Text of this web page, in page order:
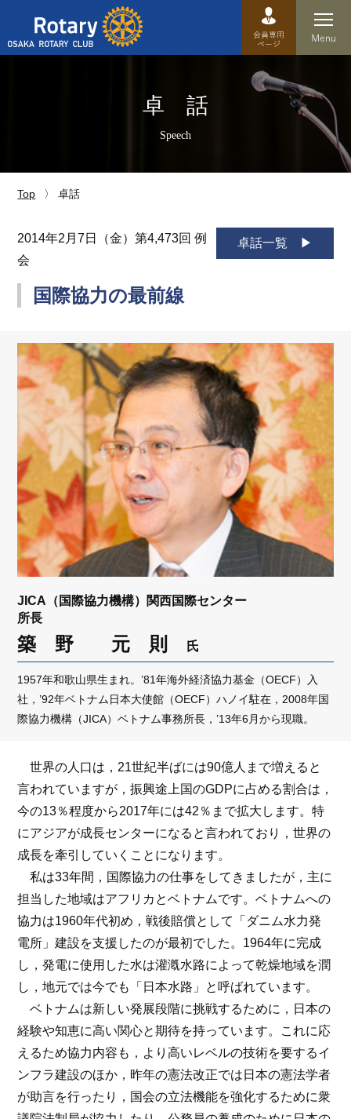
運営方針
歴史
特徴
リンク
会員専用ページ
English
卓 話
Speech
Top 卓話
卓話一覧
2014年2月7日（金）第4,473回 例
会
国際協力の最前線
JICA（国際協力機構）関西国際センター
所長
築 野 元 則 氏
1957年和歌山県生まれ。’81年海外経済協力基金（OECF）入
社，’92年ベトナム日本大使館（OECF）ハノイ駐在，2008年国
際協力機構（JICA）ベトナム事務所長，’13年6月から現職。
世界の人口は，21世紀半ばには90億人まで増えると
言われていますが，振興途上国のGDPに占める割合は，
今の13％程度から2017年には42％まで拡大します。特
にアジアが成長センターになると言われており，世界の
成長を牽引していくことになります。
私は33年間，国際協力の仕事をしてきましたが，主に
担当した地域はアフリカとベトナムです。ベトナムへの
協力は1960年代初め，戦後賠償として「ダニム水力発
電所」建設を支援したのが最初でした。1964年に完成
し，発電に使用した水は灌漑水路によって乾燥地域を潤
し，地元では今でも「日本水路」と呼ばれています。
ベトナムは新しい発展段階に挑戦するために，日本の
経験や知恵に高い関心と期待を持っています。これに応
えるため協力内容も，より高いレベルの技術を要するイ
ンフラ建設のほか，昨年の憲法改正では日本の憲法学者
が助言を行ったり，国会の立法機能を強化するために衆